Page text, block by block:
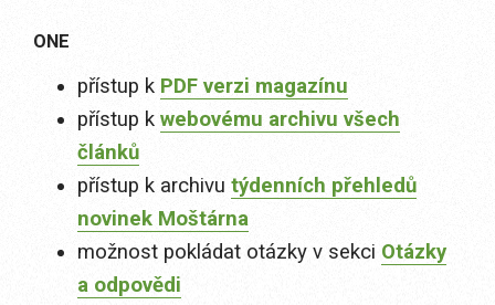
ONE
přístup k PDF verzi magazínu
přístup k webovému archivu všech
článků
přístup k archivu týdenních přehledů
novinek Moštárna
možnost pokládat otázky v sekci Otázky
a odpovědi